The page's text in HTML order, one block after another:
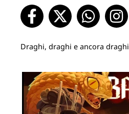
Draghi, draghi e ancora draghi